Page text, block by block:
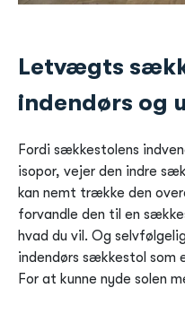
Letvægts
indendørs og
Fordi sækkestolens
isopor, vejer den indre
kan nemt trække den
forvandle den til en
hvad du vil. Og
indendørs sækkestol som
For at kunne nyde solen